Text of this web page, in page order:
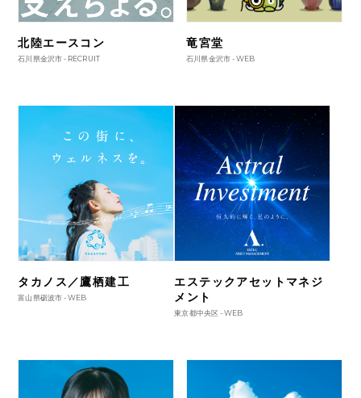
北陸エースコン
石川県金沢市 - RECRUIT
竜宮堂
石川県金沢市 -WEB
タカノス／鷹栖建工
富山県砺波市 -WEB
エステックアセットマネジ
メント
東京都中央区 -WEB